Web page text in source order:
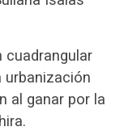
cuadrangular
urbanización
al ganar por la